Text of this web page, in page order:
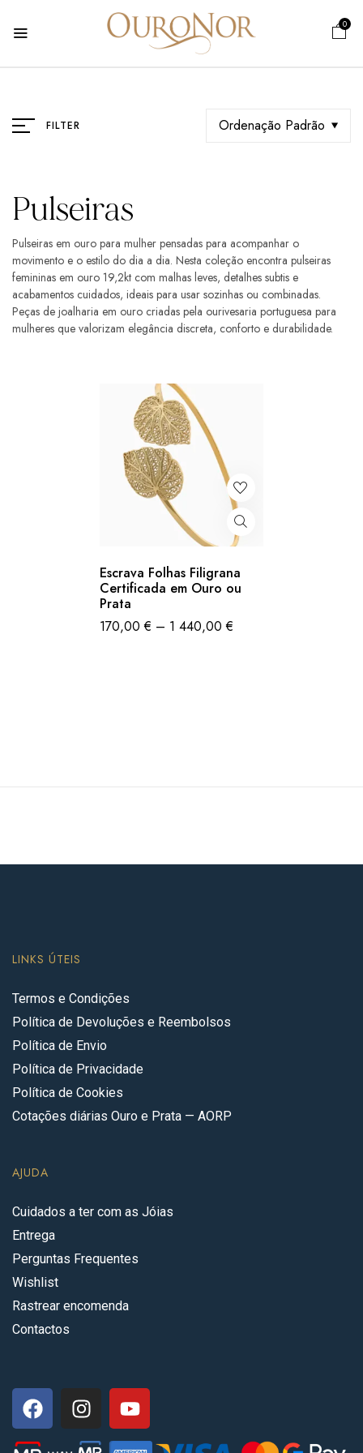
0
FILTER Ordenação Padrão
Pulseiras
Pulseiras em ouro para mulher pensadas para acompanhar o
movimento e o estilo do dia a dia. Nesta coleção encontra pulseiras
femininas em ouro 19,2kt com malhas leves, detalhes subtis e
acabamentos cuidados, ideais para usar sozinhas ou combinadas.
Peças de joalharia em ouro criadas pela ourivesaria portuguesa para
mulheres que valorizam elegância discreta, conforto e durabilidade.
Escrava Folhas Filigrana
Certificada em Ouro ou
Prata
170,00€ – 1 440,00€
LINKS ÚTEIS
Termos e Condições
Política de Devoluções e Reembolsos
Política de Envio
Política de Privacidade
Política de Cookies
Cotações diárias Ouro e Prata — AORP
AJUDA
Cuidados a ter com as Jóias
Entrega
Perguntas Frequentes
Wishlist
Rastrear encomenda
Contactos